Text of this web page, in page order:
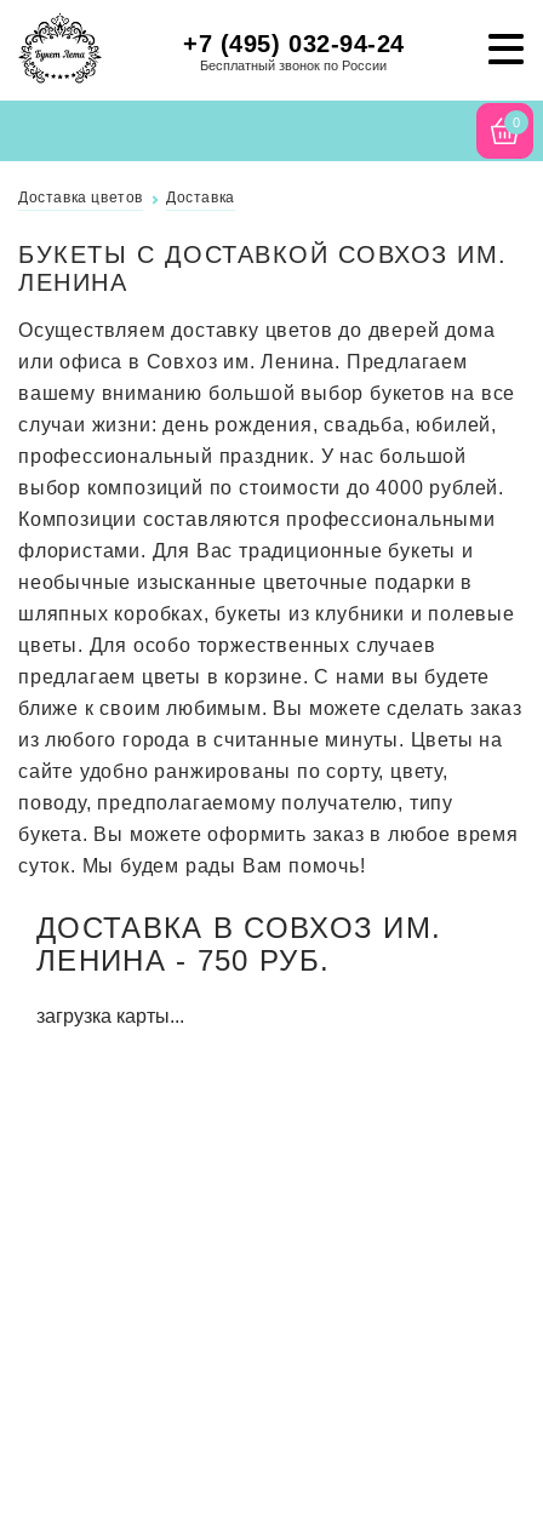
+7 (495) 032-94-24
Бесплатный звонок по России
0
Доставка цветов Доставка
БУКЕТЫ С ДОСТАВКОЙ СОВХОЗ ИМ.
ЛЕНИНА
Осуществляем доставку цветов до дверей дома
или офиса в Совхоз им. Ленина. Предлагаем
вашему вниманию большой выбор букетов на все
случаи жизни: день рождения, свадьба, юбилей,
профессиональный праздник. У нас большой
выбор композиций по стоимости до 4000 рублей.
Композиции составляются профессиональными
флористами. Для Вас традиционные букеты и
необычные изысканные цветочные подарки в
шляпных коробках, букеты из клубники и полевые
цветы. Для особо торжественных случаев
предлагаем цветы в корзине. С нами вы будете
ближе к своим любимым. Вы можете сделать заказ
из любого города в считанные минуты. Цветы на
сайте удобно ранжированы по сорту, цвету,
поводу, предполагаемому получателю, типу
букета. Вы можете оформить заказ в любое время
суток. Мы будем рады Вам помочь!
ДОСТАВКА В СОВХОЗ ИМ.
ЛЕНИНА - 750 РУБ.
загрузка карты...